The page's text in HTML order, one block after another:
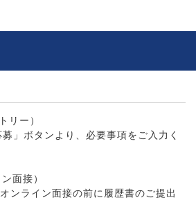
リー）
」ボタンより、必要事項をご入力く
面接）
ンライン面接の前に履歴書のご提出